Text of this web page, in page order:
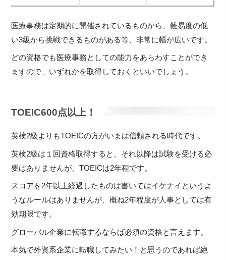
医療事務は定期的に開催されているものから、難易度の低
い3級から挑戦できるものがある等、非常に幅が広いです。
どの資格でも医療事務としての能力をあらわすことができ
ますので、いずれかを取得しておくといいでしょう。
TOEIC600点以上！
英検2級よりもTOEICの方がいまは信頼される時代です。
英検2級は１回資格取得すると、それ以降は試験を受ける必
要はありませんが、TOEICは2年程です。
スコアを2年以上経過したものは書いてはイケナイというよ
うなルールはありませんが、概ね2年程度が人事としては有
効期限です。
グローバル企業に転職するならば必須の資格と言えます。
本気で外資系企業に転職してみたい！と思うのであれば絶